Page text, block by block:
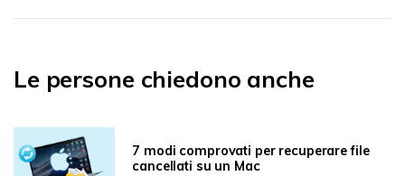
Le persone chiedono anche
7 modi comprovati per recuperare file
cancellati su un Mac